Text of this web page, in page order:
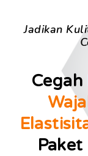
Jadikan
Cegah